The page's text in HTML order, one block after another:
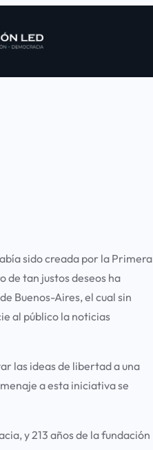
sido creada por la Primera
de tan justos deseos ha
Buenos-Aires, el cual sin
al público la noticias
las ideas de libertad a una
a esta iniciativa se
y 213 años de la fundación